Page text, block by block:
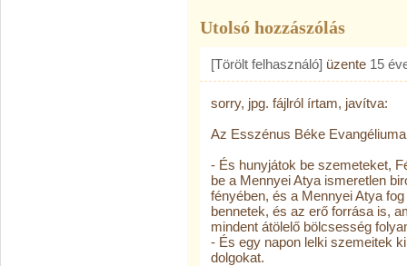
Utolsó hozzászólás
[Törölt felhasználó] üzente 15
sorry, jpg. fájlról írtam, javítva:
Az Esszénus Béke
- És hunyjátok be szemeteket,
be a Mennyei Atya ismeretlen
fényében, és a Mennyei Atya
bennetek, és az erő forrása is,
mindent átölelő bölcsesség
- És egy napon lelki szemeitek
dolgokat.